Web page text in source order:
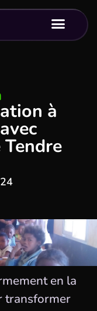
à
Tendre
en la
transformer